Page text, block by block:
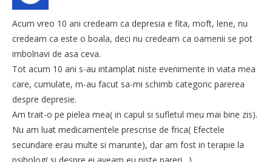
Acum vreo 10 ani credeam ca depresia e fita, moft, lene, nu
credeam ca este o boala, deci nu credeam ca oamenii se pot
imbolnavi de asa ceva.
Tot acum 10 ani s-au intamplat niste evenimente in viata mea
care, cumulate, m-au facut sa-mi schimb categoric parerea
despre depresie.
Am trait-o pe pielea mea( in capul si sufletul meu mai bine zis).
Nu am luat medicamentele prescrise de frica( Efectele
secundare erau multe si marunte), dar am fost in terapie la